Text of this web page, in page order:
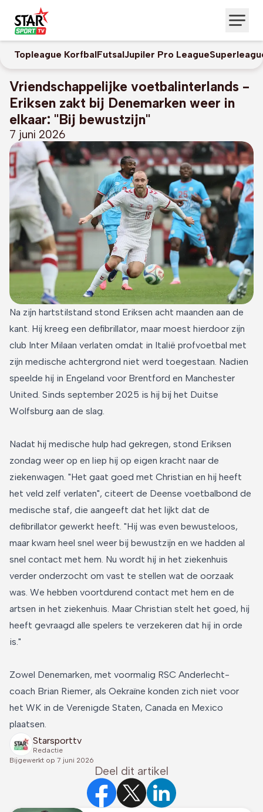
Topleague KorfbalFutsalJupiler Pro League
Vriendschappelijke voetbalinterlands -
Eriksen zakt bij Denemarken weer in
elkaar: "Bij bewustzijn"
7 juni 2026
Na zijn hartstilstand stond Eriksen acht maanden aan de
kant. Hij kreeg een defibrillator, maar moest hierdoor zijn
club Inter Milaan verlaten omdat in Italië profvoetbal met
zijn medische achtergrond niet werd toegestaan. Nadien
speelde hij in Engeland voor Brentford en Manchester
United. Sinds september 2025 is hij bij het Duitse
Wolfsburg aan de slag.
Nadat hij medische hulp had gekregen, stond Eriksen
zondag weer op en liep hij op eigen kracht naar de
ziekenwagen. "Het gaat goed met Christian en hij heeft
het veld zelf verlaten", citeert de Deense voetbalbond de
medische staf, die aangeeft dat het lijkt dat de
defibrillator gewerkt heeft. "Hij was even bewusteloos,
maar kwam heel snel weer bij bewustzijn en we hadden al
snel contact met hem. Nu wordt hij in het ziekenhuis
verder onderzocht om vast te stellen wat de oorzaak
was. We hebben voortdurend contact met hem en de
artsen in het ziekenhuis. Maar Christian stelt het goed, hij
heeft gevraagd alle spelers te verzekeren dat hij in orde
is."
Zowel Denemarken, met voormalig RSC Anderlecht-
coach Brian Riemer, als Oekraïne konden zich niet voor
het WK in de Verenigde Staten, Canada en Mexico
plaatsen.
Starsporttv
Redactie
Bijgewerkt op 7 juni 2026
Deel dit artikel